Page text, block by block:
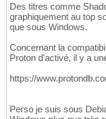
Des titres comme
graphiquement au top
que sous Windows.
Concernant la
Proton d'activé, il y a
https://
Perso je suis sous